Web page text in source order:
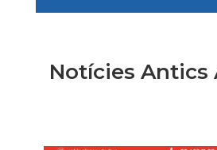
Notícies Antics